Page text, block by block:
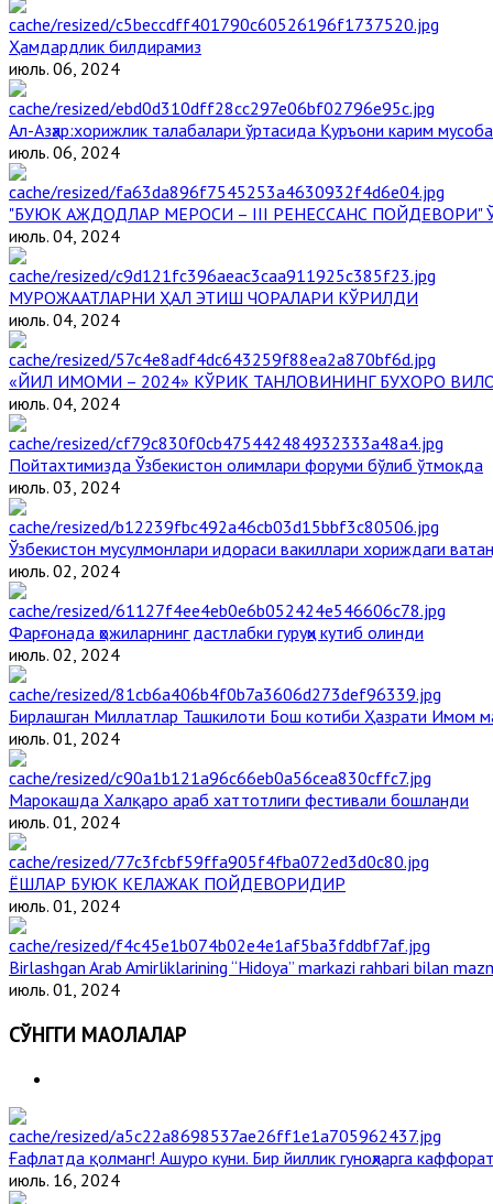
Ҳамдардлик билдирамиз
июль. 06, 2024
Aл-Aзҳар:хорижлик талабалари ўртасида Қуръони карим
июль. 06, 2024
"БУЮК АЖДОДЛАР МЕРОСИ – III РЕНЕССАНС
июль. 04, 2024
МУРОЖААТЛАРНИ ҲАЛ ЭТИШ ЧОРАЛАРИ КЎРИЛДИ
июль. 04, 2024
«ЙИЛ ИМОМИ – 2024» КЎРИК ТАНЛОВИНИНГ БУХОРО
июль. 04, 2024
Пойтахтимизда Ўзбекистон олимлари форуми бўлиб ўтмоқда
июль. 03, 2024
Ўзбекистон мусулмонлари идораси вакиллари хориждаги
июль. 02, 2024
Фарғонада ҳожиларнинг дастлабки гуруҳи кутиб олинди
июль. 02, 2024
Бирлашган Миллатлар Ташкилоти Бош котиби Ҳазрати Имом
июль. 01, 2024
Марокашда Халқаро араб хаттотлиги фестивали бошланди
июль. 01, 2024
ЁШЛАР БУЮК КЕЛАЖАК ПОЙДЕВОРИДИР
июль. 01, 2024
Birlashgan Arab Amirliklarining “Hidoya” markazi rahbari bilan
июль. 01, 2024
СЎНГГИ МАҚОЛАЛАР
Ғафлатда қолманг! Ашуро куни. Бир йиллик гуноҳларга
июль. 16, 2024